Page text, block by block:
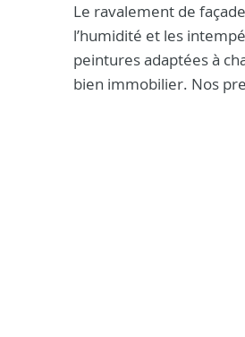
Le ravalement de
l’humidité et les
peintures adaptées à
bien immobilier. Nos